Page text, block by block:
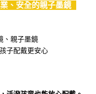
、安全的親子墨鏡
、親子墨鏡
子配戴更安心